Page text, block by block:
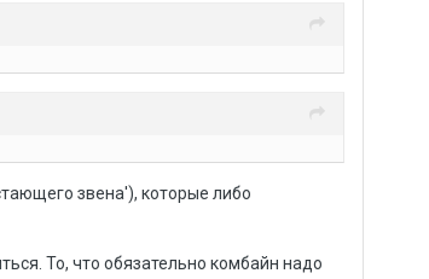
звена'), которые либо
То, что обязательно комбайн надо